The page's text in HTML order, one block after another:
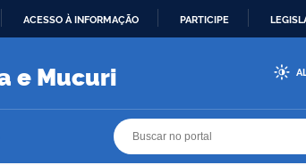
ACESSO À INFORMAÇÃO PARTICIPE
e Mucuri